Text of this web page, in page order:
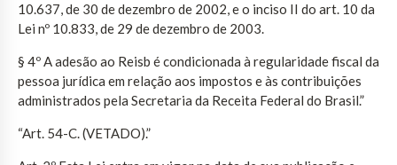
10.637, de 30 de dezembro de 2002, e o inciso II do art. 10 da
Lei nº 10.833, de 29 de dezembro de 2003.
§ 4º A adesão ao Reisb é condicionada à regularidade fiscal da
pessoa jurídica em relação aos impostos e às contribuições
administrados pela Secretaria da Receita Federal do Brasil.”
“Art. 54-C. (VETADO).”